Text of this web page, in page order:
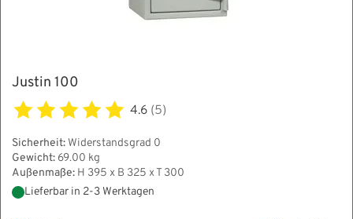
Justin 100
4.6 (5)
Sicherheit: Widerstandsgrad 0
Gewicht: 69.00 kg
Außenmaße: H 395 x B 325 x T 300
Lieferbar in 2-3 Werktagen